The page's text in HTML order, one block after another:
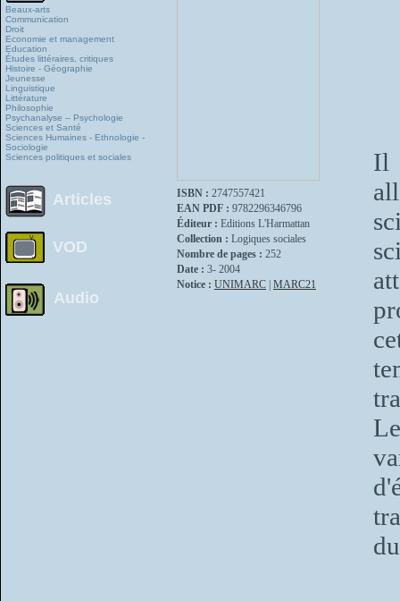
Beaux-arts
Communication
Droit
Economie et management
Education
Études littéraires, critiques
Histoire - Géographie
Jeunesse
Linguistique
Littérature
Philosophie
Psychanalyse – Psychologie
Sciences et Santé
Sciences Humaines - Ethnologie -
Sociologie
Sciences politiques et sociales
Articles
VOD
Audio
ISBN : 2747557421
EAN PDF : 9782296346796
Éditeur : Editions L'Harmattan
Collection : Logiques sociales
Nombre de pages : 252
Date : 3- 2004
Notice : UNIMARC MARC21
Il